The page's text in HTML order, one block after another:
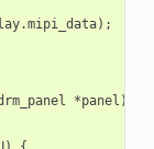
*panel)